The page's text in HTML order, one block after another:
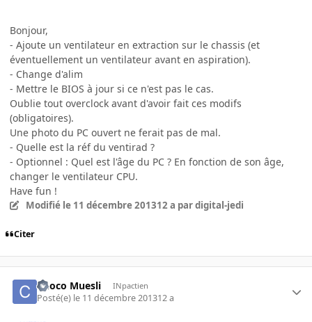
Bonjour,
- Ajoute un ventilateur en extraction sur le chassis (et
éventuellement un ventilateur avant en aspiration).
- Change d'alim
- Mettre le BIOS à jour si ce n'est pas le cas.
Oublie tout overclock avant d'avoir fait ces modifs
(obligatoires).
Une photo du PC ouvert ne ferait pas de mal.
- Quelle est la réf du ventirad ?
- Optionnel : Quel est l'âge du PC ? En fonction de son âge,
changer le ventilateur CPU.
Have fun !
Modifié le 11 décembre 201312 a par digital-jedi
Citer
Choco Muesli INpactien
Posté(e) le 11 décembre 201312 a